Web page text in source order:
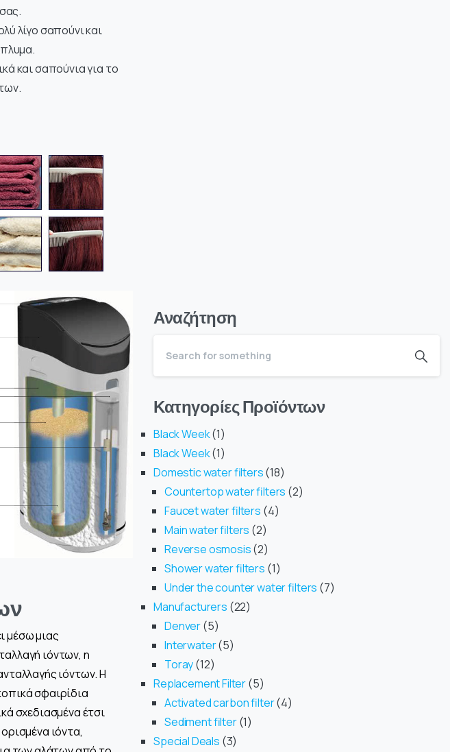
λίγο σαπούνι και
και σαπούνια για το
μέσω μιας
ιόντων, η
ιόντων. Η
σφαιρίδια
σχεδιασμένα έτσι
ιόντα,
Αναζήτηση
Κατηγορίες Προϊόντων
Black Week 1
Black Week 1
Domestic water filters 18
Countertop water filters 2
Faucet water filters 4
Main water filters 2
Reverse osmosis 2
Shower water filters 1
Under the counter water filters 7
Manufacturers 22
Denver 5
Interwater 5
Toray 12
Replacement Filter 5
Activated carbon filter 4
Sediment filter 1
Special Deals 3